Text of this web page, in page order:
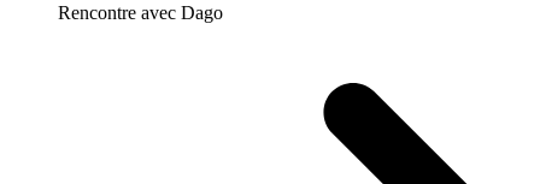
Rencontre avec Dago